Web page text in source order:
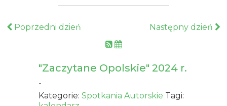
Poprzedni dzień Następny dzień
"Zaczytane Opolskie" 2024 r.
-
Kategorie:Spotkania Autorskie Tagi: